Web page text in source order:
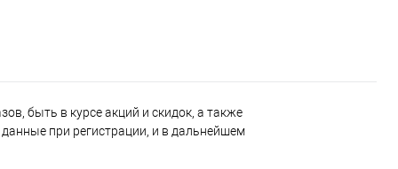
быть в курсе акций и скидок, а также
при регистрации, и в дальнейшем